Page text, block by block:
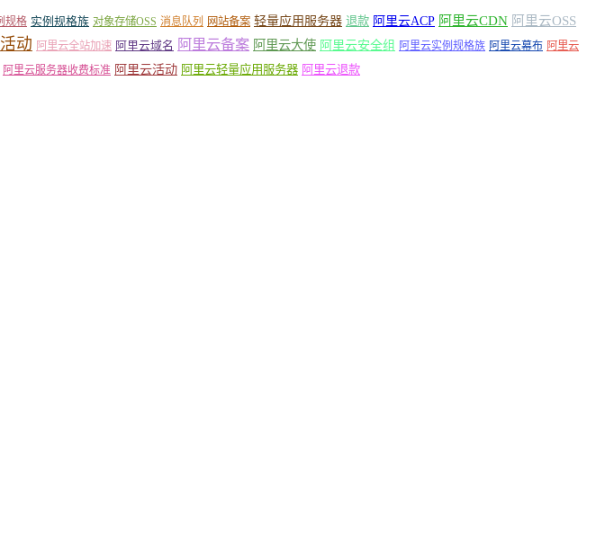
规格 实例规格族 对象存储OSS 消息队列 网站备案 轻量应用服务器 退款 阿里云ACP 阿里云CDN 阿里云OSS
动 阿里云全站加速 阿里云域名 阿里云备案 阿里云大使 阿里云安全组 阿里云实例规格族 阿里云幕布 阿里云
阿里云服务器收费标准 阿里云活动 阿里云轻量应用服务器 阿里云退款